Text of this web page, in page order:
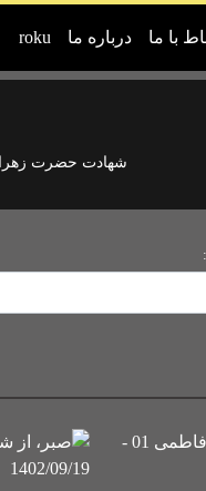
با ما درباره ما roku
شهادت حضرت